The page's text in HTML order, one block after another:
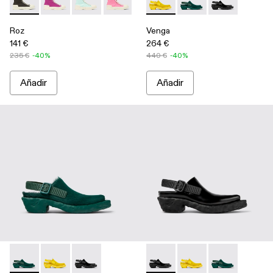
Roz - A700002-001 - Sneakers negras de algodón reciclado
Roz - A700002-006
Roz - A700002-005
Roz - A700002-004 - Pink
Roz - A700002-003 - Brown
Roz - A700002-002 -
Roz
141 €
235 € -40%
Añadir
Venga - A500007-003 -
Venga - A500007-
Venga -
Venga
264 €
440 € -40%
Añadir
Venga - A500007-002 - Green
Venga - A500007-003 - Yellow
Venga - A500007-001 - BlackVenga - A500007-001 - Black
Venga - A500007-
Venga -